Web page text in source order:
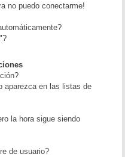
no puedo conectarme!
aparezca en las listas de
la hora sigue siendo
de usuario?